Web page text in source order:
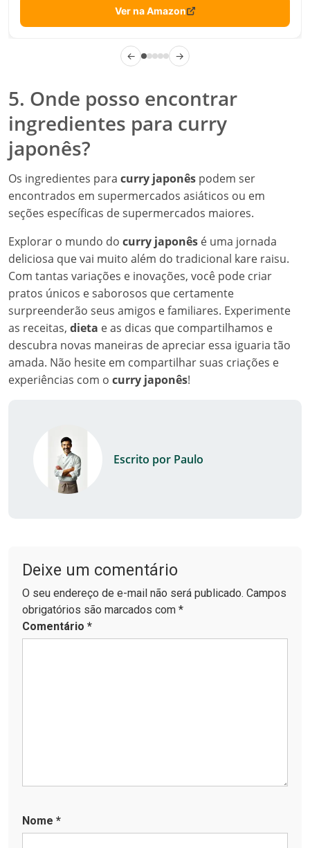
Ver na Amazon
← →
5. Onde posso encontrar
ingredientes para curry
japonês?
Os ingredientes para curry japonês podem ser
encontrados em supermercados asiáticos ou em
seções específicas de supermercados maiores.
Explorar o mundo do curry japonês é uma jornada
deliciosa que vai muito além do tradicional kare raisu.
Com tantas variações e inovações, você pode criar
pratos únicos e saborosos que certamente
surpreenderão seus amigos e familiares. Experimente
as receitas, dieta e as dicas que compartilhamos e
descubra novas maneiras de apreciar essa iguaria tão
amada. Não hesite em compartilhar suas criações e
experiências com o curry japonês!
Escrito por Paulo
Deixe um comentário
O seu endereço de e-mail não será publicado. Campos
obrigatórios são marcados com *
Comentário *
Nome *